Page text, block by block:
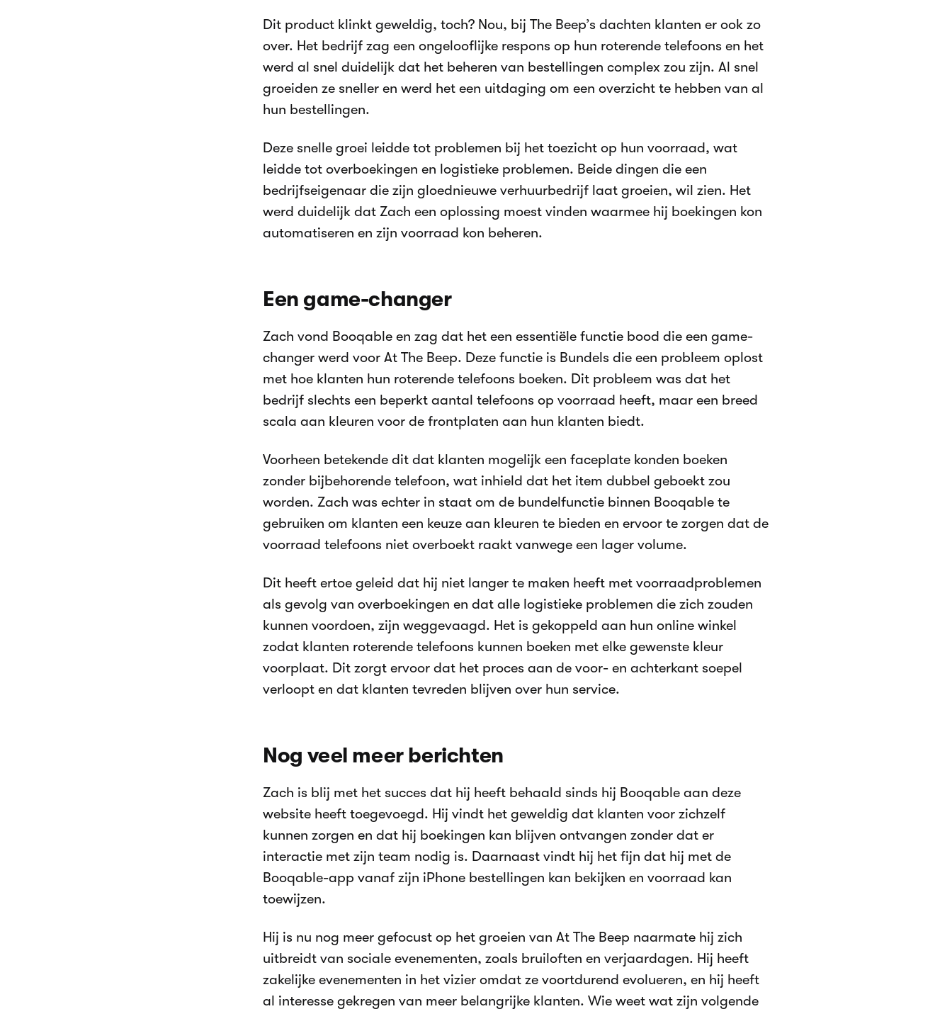
Dit product klinkt geweldig, toch? Nou, bij The Beep’s dachten klanten er ook zo
over. Het bedrijf zag een ongelooflijke respons op hun roterende telefoons en het
werd al snel duidelijk dat het beheren van bestellingen complex zou zijn. Al snel
groeiden ze sneller en werd het een uitdaging om een overzicht te hebben van al
hun bestellingen.
Deze snelle groei leidde tot problemen bij het toezicht op hun voorraad, wat
leidde tot overboekingen en logistieke problemen. Beide dingen die een
bedrijfseigenaar die zijn gloednieuwe verhuurbedrijf laat groeien, wil zien. Het
werd duidelijk dat Zach een oplossing moest vinden waarmee hij boekingen kon
automatiseren en zijn voorraad kon beheren.
Een game-changer
Zach vond Booqable en zag dat het een essentiële functie bood die een game-
changer werd voor At The Beep. Deze functie is Bundels die een probleem oplost
met hoe klanten hun roterende telefoons boeken. Dit probleem was dat het
bedrijf slechts een beperkt aantal telefoons op voorraad heeft, maar een breed
scala aan kleuren voor de frontplaten aan hun klanten biedt.
Voorheen betekende dit dat klanten mogelijk een faceplate konden boeken
zonder bijbehorende telefoon, wat inhield dat het item dubbel geboekt zou
worden. Zach was echter in staat om de bundelfunctie binnen Booqable te
gebruiken om klanten een keuze aan kleuren te bieden en ervoor te zorgen dat de
voorraad telefoons niet overboekt raakt vanwege een lager volume.
Dit heeft ertoe geleid dat hij niet langer te maken heeft met voorraadproblemen
als gevolg van overboekingen en dat alle logistieke problemen die zich zouden
kunnen voordoen, zijn weggevaagd. Het is gekoppeld aan hun online winkel
zodat klanten roterende telefoons kunnen boeken met elke gewenste kleur
voorplaat. Dit zorgt ervoor dat het proces aan de voor- en achterkant soepel
verloopt en dat klanten tevreden blijven over hun service.
Nog veel meer berichten
Zach is blij met het succes dat hij heeft behaald sinds hij Booqable aan deze
website heeft toegevoegd. Hij vindt het geweldig dat klanten voor zichzelf
kunnen zorgen en dat hij boekingen kan blijven ontvangen zonder dat er
interactie met zijn team nodig is. Daarnaast vindt hij het fijn dat hij met de
Booqable-app vanaf zijn iPhone bestellingen kan bekijken en voorraad kan
toewijzen.
Hij is nu nog meer gefocust op het groeien van At The Beep naarmate hij zich
uitbreidt van sociale evenementen, zoals bruiloften en verjaardagen. Hij heeft
zakelijke evenementen in het vizier omdat ze voortdurend evolueren, en hij heeft
al interesse gekregen van meer belangrijke klanten. Wie weet wat zijn volgende